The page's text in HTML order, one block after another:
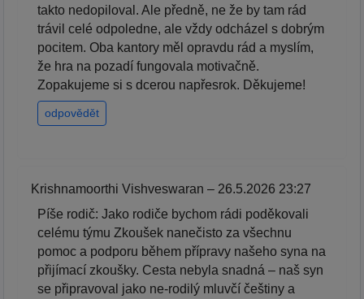
takto nedopiloval. Ale předně, ne že by tam rád
trávil celé odpoledne, ale vždy odcházel s dobrým
pocitem. Oba kantory měl opravdu rád a myslím,
že hra na pozadí fungovala motivačně.
Zopakujeme si s dcerou napřesrok. Děkujeme!
odpovědět
Krishnamoorthi Vishveswaran – 26.5.2026 23:27
Píše rodič: Jako rodiče bychom rádi poděkovali
celému týmu Zkoušek nanečisto za všechnu
pomoc a podporu během přípravy našeho syna na
přijímací zkoušky. Cesta nebyla snadná – naš syn
se připravoval jako ne-rodilý mluvčí češtiny a